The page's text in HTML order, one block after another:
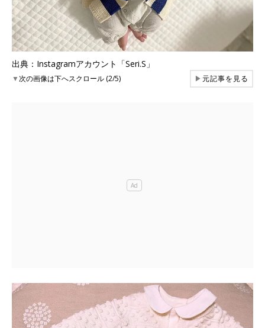
出典：Instagramアカウント「Seri.S」
▼次の画像は下へスクロール (2/5) ▶元記事を見る